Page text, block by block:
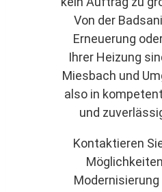
Von der
Erneuerung
Ihrer Heizung
Miesbach und
also in
und
Kontaktieren
Modernisierung